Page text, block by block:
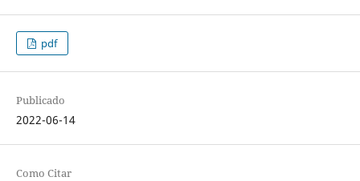
pdf
Publicado
2022-06-14
Como Citar